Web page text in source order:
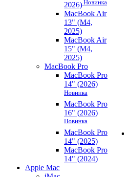
2026) Новинка
MacBook Air
13" (M4,
2025)
MacBook Air
15" (M4,
2025)
MacBook Pro
MacBook Pro
14" (2026)
Новинка
MacBook Pro
16" (2026)
Новинка
MacBook Pro
14" (2025)
MacBook Pro
14" (2024)
Apple Mac